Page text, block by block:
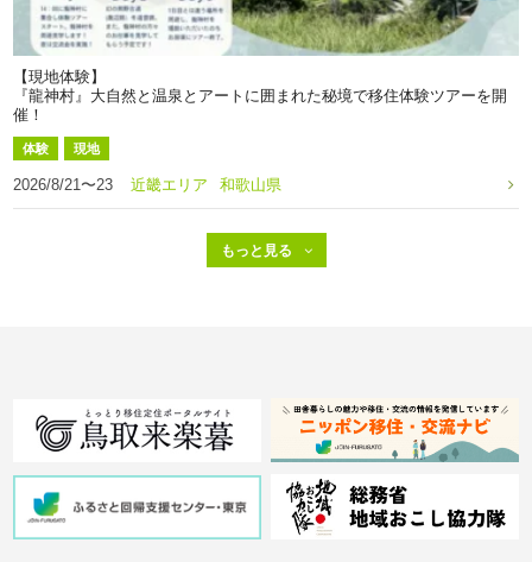
【現地体験】
『龍神村』大自然と温泉とアートに囲まれた秘境で移住体験ツアーを開
催！
体験 現地
2026/8/21〜23 近畿エリア 和歌山県